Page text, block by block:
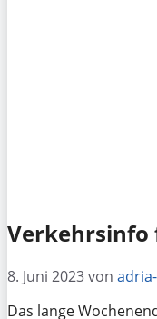
Verkehrsinfo
8. Juni 2023von
Das lange